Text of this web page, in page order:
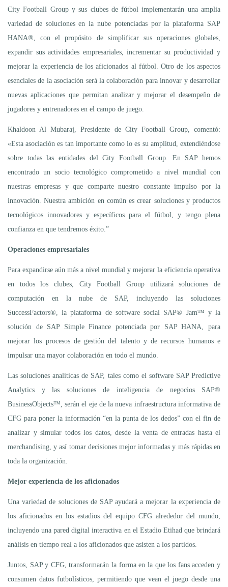
City Football Group y sus clubes de fútbol implementarán una amplia
variedad de soluciones en la nube potenciadas por la plataforma SAP
HANA®, con el propósito de simplificar sus operaciones globales,
expandir sus actividades empresariales, incrementar su productividad y
mejorar la experiencia de los aficionados al fútbol. Otro de los aspectos
esenciales de la asociación será la colaboración para innovar y desarrollar
nuevas aplicaciones que permitan analizar y mejorar el desempeño de
jugadores y entrenadores en el campo de juego.
Khaldoon Al Mubaraj, Presidente de City Football Group, comentó:
«Esta asociación es tan importante como lo es su amplitud, extendiéndose
sobre todas las entidades del City Football Group. En SAP hemos
encontrado un socio tecnológico comprometido a nivel mundial con
nuestras empresas y que comparte nuestro constante impulso por la
innovación. Nuestra ambición en común es crear soluciones y productos
tecnológicos innovadores y específicos para el fútbol, y tengo plena
confianza en que tendremos éxito.”
Operaciones empresariales
Para expandirse aún más a nivel mundial y mejorar la eficiencia operativa
en todos los clubes, City Football Group utilizará soluciones de
computación en la nube de SAP, incluyendo las soluciones
SuccessFactors®, la plataforma de software social SAP® Jam™ y la
solución de SAP Simple Finance potenciada por SAP HANA, para
mejorar los procesos de gestión del talento y de recursos humanos e
impulsar una mayor colaboración en todo el mundo.
Las soluciones analíticas de SAP, tales como el software SAP Predictive
Analytics y las soluciones de inteligencia de negocios SAP®
BusinessObjects™, serán el eje de la nueva infraestructura informativa de
CFG para poner la información “en la punta de los dedos” con el fin de
analizar y simular todos los datos, desde la venta de entradas hasta el
merchandising, y así tomar decisiones mejor informadas y más rápidas en
toda la organización.
Mejor experiencia de los aficionados
Una variedad de soluciones de SAP ayudará a mejorar la experiencia de
los aficionados en los estadios del equipo CFG alrededor del mundo,
incluyendo una pared digital interactiva en el Estadio Etihad que brindará
análisis en tiempo real a los aficionados que asisten a los partidos.
Juntos, SAP y CFG, transformarán la forma en la que los fans acceden y
consumen datos futbolísticos, permitiendo que vean el juego desde una